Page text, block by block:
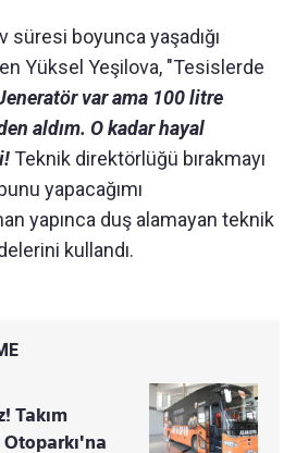
süresi boyunca yaşadığı
Yüksel Yeşilova, "Tesislerde
var ama 100 litre
aldım. O kadar hayal
Teknik direktörlüğü bırakmayı
yapacağımı
yapınca duş alamayan teknik
kullandı.
Takım